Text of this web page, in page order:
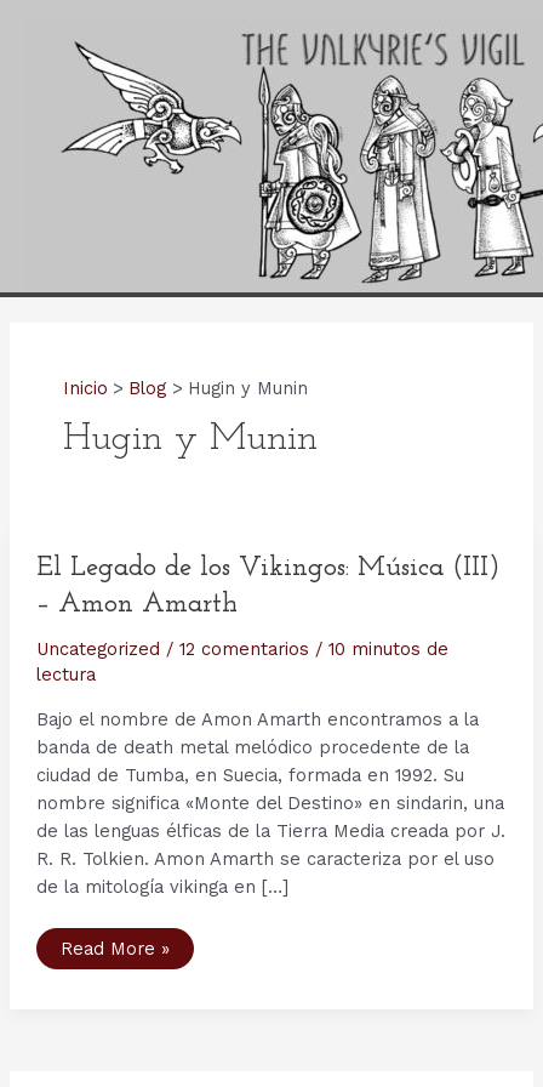
Inicio Blog Hugin y Munin
Hugin y Munin
El Legado de los Vikingos: Música (III)
– Amon Amarth
Uncategorized / 12 comentarios / 10 minutos de
lectura
Bajo el nombre de Amon Amarth encontramos a la
banda de death metal melódico procedente de la
ciudad de Tumba, en Suecia, formada en 1992. Su
nombre significa «Monte del Destino» en sindarin, una
de las lenguas élficas de la Tierra Media creada por J.
R. R. Tolkien. Amon Amarth se caracteriza por el uso
de la mitología vikinga en […]
El
Legado
Read More »